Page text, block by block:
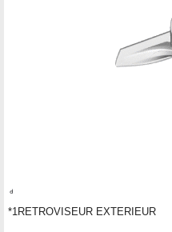
*1 RETROVISEUR EXTERIEUR